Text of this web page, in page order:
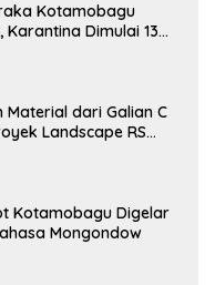
Kotamobagu
Karantina Dimulai 13
Material dari Galian C
Landscape RS
Kotamobagu Digelar
Mongondow